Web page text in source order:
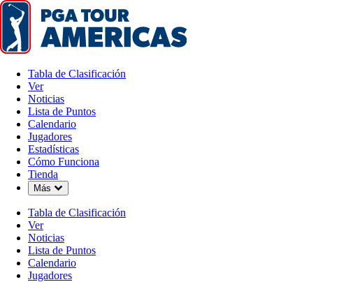
Tabla de Clasificación
Ver
Noticias
Lista de Puntos
Calendario
Jugadores
Estadísticas
Cómo Funciona
Tienda
Más Down Chevron
Tabla de Clasificación
Ver
Noticias
Lista de Puntos
Calendario
Jugadores